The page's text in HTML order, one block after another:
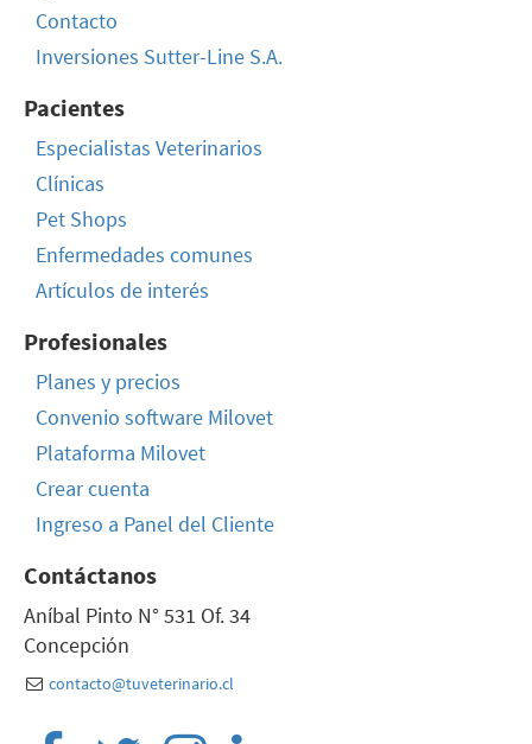
Contacto
Inversiones Sutter-Line S.A.
Pacientes
Especialistas Veterinarios
Clínicas
Pet Shops
Enfermedades comunes
Artículos de interés
Profesionales
Planes y precios
Convenio software Milovet
Plataforma Milovet
Crear cuenta
Ingreso a Panel del Cliente
Contáctanos
Aníbal Pinto N° 531 Of. 34
Concepción
contacto@tuveterinario.cl